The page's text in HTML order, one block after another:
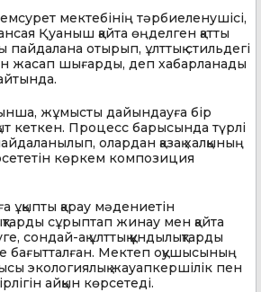
мектебінің тәрбиеленушісі,
Қуаныш қайта өңделген қатты
пайдалана отырып, ұлттық стильдегі
жасап шығарды, деп хабарланады
жұмысты дайындауға бір
кеткен. Процесс барысында түрлі
олардан қазақ халқының
көркем композиция
ұқыпты қарау мәдениетін
сұрыптап жинау мен қайта
сондай-ақ ұлттық құндылықтарды
бағытталған. Мектеп оқушысының
экологиялық жауапкершілік пен
айқын көрсетеді.